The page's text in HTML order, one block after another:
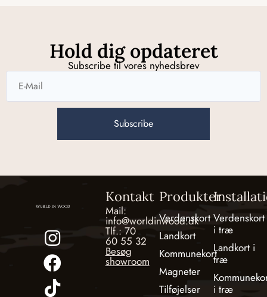
Hold dig opdateret
Subscribe til vores nyhedsbrev
Subscribe
Kontakt
Mail:
info@worldinwood.dk
Tlf.: 70
60 55 32
Besøg
showroom
Produkter
Verdenskort
Landkort
Kommunekort
Magneter
Tilføjelser
Verdenskort
i træ
Landkort i
træ
i træ